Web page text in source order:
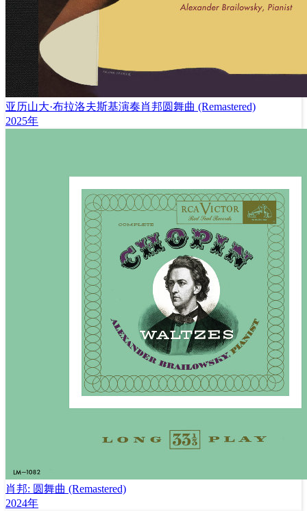
亚历山大·布拉洛夫斯基演奏肖邦圆舞曲 (Remastered)
2025年
肖邦: 圆舞曲 (Remastered)
2024年